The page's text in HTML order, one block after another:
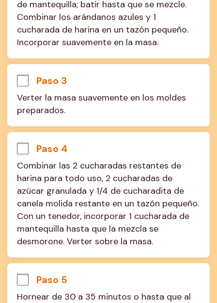
de mantequilla; batir hasta que se mezcle.
Combinar los arándanos azules y 1
cucharada de harina en un tazón pequeño.
Incorporar suavemente en la masa.
Paso 3
Verter la masa suavemente en los moldes
preparados.
Paso 4
Combinar las 2 cucharadas restantes de
harina para todo uso, 2 cucharadas de
azúcar granulada y 1/4 de cucharadita de
canela molida restante en un tazón pequeño.
Con un tenedor, incorporar 1 cucharada de
mantequilla hasta que la mezcla se
desmorone. Verter sobre la masa.
Paso 5
Hornear de 30 a 35 minutos o hasta que al